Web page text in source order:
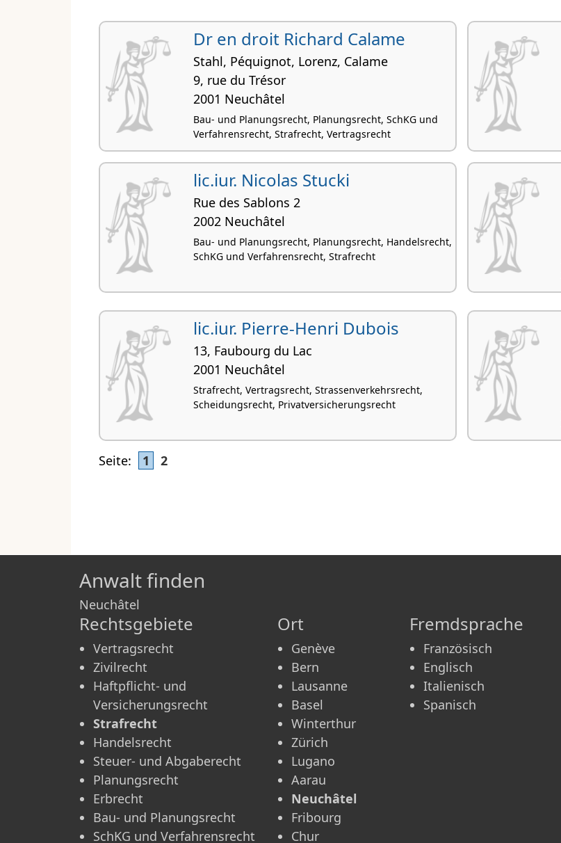
Dr en droit Richard Calame
Stahl, Péquignot, Lorenz, Calame
9, rue du Trésor
2001 Neuchâtel
Bau- und Planungsrecht, Planungsrecht, SchKG und
Verfahrensrecht, Strafrecht, Vertragsrecht
lic.iur. Nicolas Stucki
Rue des Sablons 2
2002 Neuchâtel
Bau- und Planungsrecht, Planungsrecht, Handelsrecht,
SchKG und Verfahrensrecht, Strafrecht
lic.iur. Pierre-Henri Dubois
13, Faubourg du Lac
2001 Neuchâtel
Strafrecht, Vertragsrecht, Strassenverkehrsrecht,
Scheidungsrecht, Privatversicherungsrecht
Seite: 1 2
Anwalt finden
Neuchâtel
Rechtsgebiete
Vertragsrecht
Zivilrecht
Haftpflicht- und
Versicherungsrecht
Strafrecht
Handelsrecht
Steuer- und Abgaberecht
Planungsrecht
Erbrecht
Bau- und Planungsrecht
SchKG und Verfahrensrecht
Ort
Genève
Bern
Lausanne
Basel
Winterthur
Zürich
Lugano
Aarau
Neuchâtel
Fribourg
Chur
Fremdsprache
Französisch
Englisch
Italienisch
Spanisch